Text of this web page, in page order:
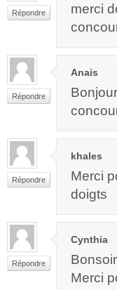
Répondre
merci
Répondre
Anais
Répondre
khales
Merci
doigts
Répondre
Cynthia
Merci